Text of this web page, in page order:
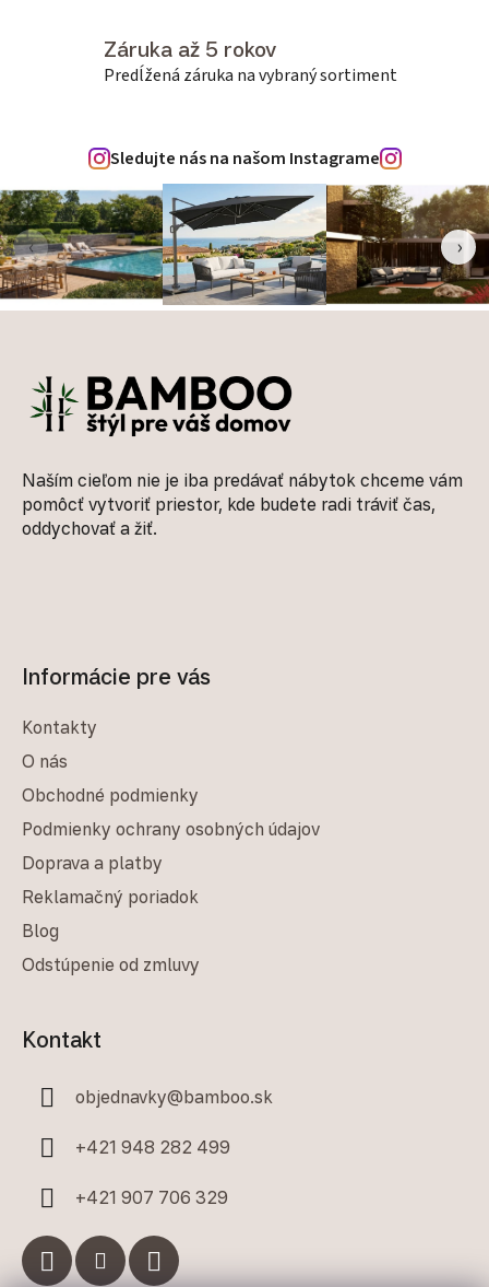
Záruka až 5 rokov
Predĺžená záruka na vybraný sortiment
Sledujte nás na našom Instagrame
‹ ›
Naším cieľom nie je iba predávať nábytok chceme vám
pomôcť vytvoriť priestor, kde budete radi tráviť čas,
oddychovať a žiť.
Informácie pre vás
Kontakty
O nás
Obchodné podmienky
Podmienky ochrany osobných údajov
Doprava a platby
Reklamačný poriadok
Blog
Odstúpenie od zmluvy
Kontakt
objednavky@bamboo.sk
+421 948 282 499
+421 907 706 329